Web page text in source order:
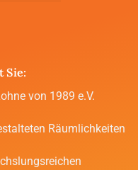
Sie:
von 1989 e.V.
Räumlichkeiten